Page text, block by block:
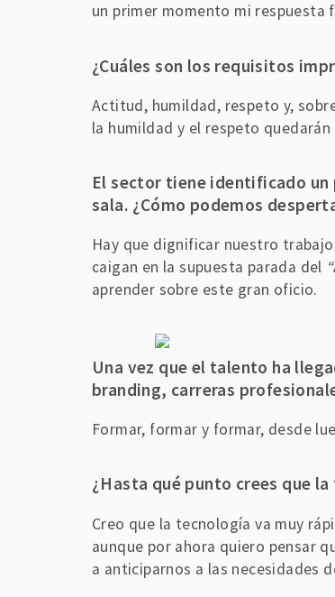
un primer momento mi respuesta
¿Cuáles son los requisitos
Actitud, humildad, respeto y,
la humildad y el respeto
El sector tiene identificado un
sala. ¿Cómo podemos
Hay que dignificar nuestro
caigan en la supuesta parada del
aprender sobre este gran oficio.
Una vez que el talento ha
branding, carreras
Formar, formar y formar, desde
¿ Hasta qué punto crees que
Creo que la tecnología va muy
aunque por ahora quiero pensar
a anticiparnos a las necesidades